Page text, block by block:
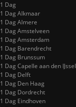
Dag
Dag Alkmaar
Dag Almere
Dag Amstelveen
Dag Amsterdam
Dag Barendrecht
Dag Brunssum
Dag Capelle aan den IJssel
Dag Delft
Dag Den Haag
Dag Dordrecht
Dag Eindhoven